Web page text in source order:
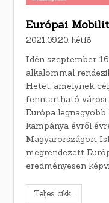
Európai
2021.09.20. hétfő
Idén szeptember
alkalommal
Hetet, amelynek
fenntartható városi
Európa
kampánya évről
Magyarországon.
megrendezett
eredményesen
Teljes cikk...